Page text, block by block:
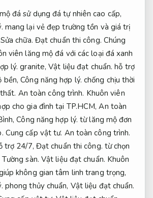
đá sử dụng đá tự nhiên cao cấp,
mang lại vẻ đẹp trường tồn và giá trị
Sửa chữa. Đạt chuẩn thi công. Chúng
viên lăng mộ đá với các loại đá xanh
lý. granite,Vật liệu đạt chuẩn. hỗ trợ
bền,Công năng hợp lý. chống chịu thời
An toàn công trình. Khuôn viên
cho gia đình tại TP.HCM,An toàn
Công năng hợp lý. từ lăng mộ đơn
Cung cấp vật tư. An toàn công trình.
trợ 24/7, Đạt chuẩn thi công. từ chọn
Tường sàn. Vật liệu đạt chuẩn. Khuôn
không gian tâm linh trang trọng,
phong thủy chuẩn, Vật liệu đạt chuẩn.